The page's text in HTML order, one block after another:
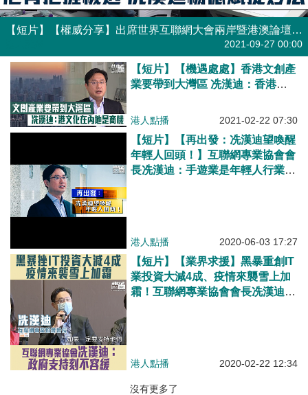
【短片】【權威分享】出席世界互聯網大會兩岸暨港澳論壇、CY：跨境數據助融入大灣區、中聯辦副主任陳冬：港可用數字經濟融入國家大局！助港青把握機遇有妙法、冼漢迪倡做好青年科創配套；楊德斌：互聯網發展給青年人更多選擇！
2021-09-27 00:00
【短片】【機遇處處】香港文創產
業要帶到大灣區 冼漢迪：香港文
喜歡廣東話文化有七千萬人、是香
港人點播 2021-02-22 07:30
【短片】【再出發：冼漢迪望喚醒
年輕人回頭！】互聯網專業協會會
長冼漢迪：手遊業是年輕人行業、
港人點播 2020-06-03 17:27
【短片】【業界求援】黑暴重創IT
業投資大減4成、疫情來襲雪上加
霜！互聯網專業協會會長冼漢迪：
港人點播 2020-02-22 12:34
沒有更多了